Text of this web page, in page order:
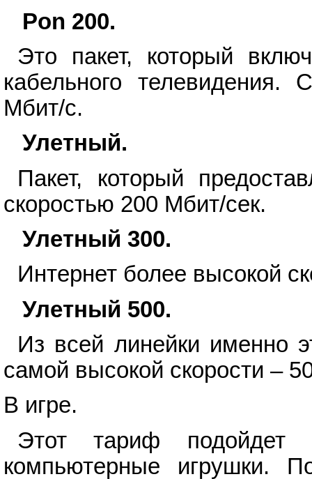
Pon 200.
Это пакет, который
кабельного телевидения.
Мбит/с.
Улетный.
Пакет, который
скоростью 200 Мбит/сек.
Улетный 300.
Интернет более высокой
Улетный 500.
Из всей линейки именно
самой высокой скорости –
В игре.
Этот тариф подойдет
компьютерные игрушки.